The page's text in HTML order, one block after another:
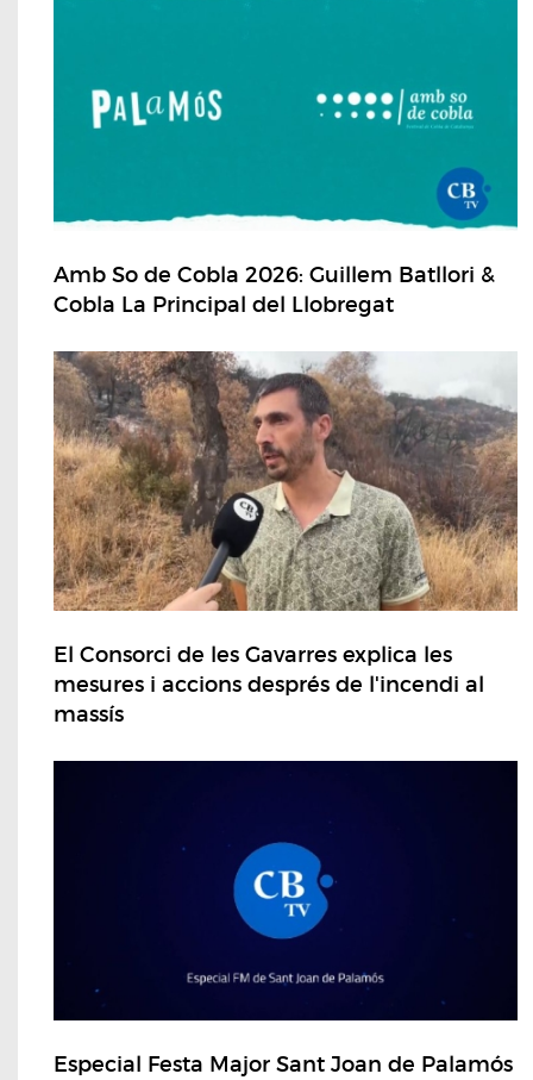
Amb So de Cobla 2026: Guillem Batllori &
Cobla La Principal del Llobregat
El Consorci de les Gavarres explica les
mesures i accions després de l'incendi al
massís
Especial Festa Major Sant Joan de Palamós